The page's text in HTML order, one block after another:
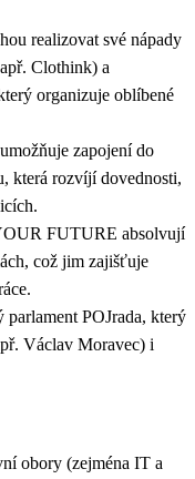
realizovat své nápady
Clothink) a
organizuje oblíbené
zapojení do
která rozvíjí dovednosti,
FUTURE absolvují
což jim zajišťuje
POJrada, který
Václav Moravec) i
obory (zejména IT a